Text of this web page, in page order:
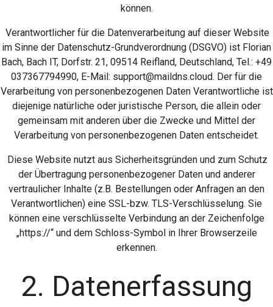
können.
Verantwortlicher für die Datenverarbeitung auf dieser Website
im Sinne der Datenschutz-Grundverordnung (DSGVO) ist Florian
Bach, Bach IT, Dorfstr. 21, 09514 Reifland, Deutschland, Tel.: +49
037367794990, E-Mail: support@maildns.cloud. Der für die
Verarbeitung von personenbezogenen Daten Verantwortliche ist
diejenige natürliche oder juristische Person, die allein oder
gemeinsam mit anderen über die Zwecke und Mittel der
Verarbeitung von personenbezogenen Daten entscheidet.
Diese Website nutzt aus Sicherheitsgründen und zum Schutz
der Übertragung personenbezogener Daten und anderer
vertraulicher Inhalte (z.B. Bestellungen oder Anfragen an den
Verantwortlichen) eine SSL-bzw. TLS-Verschlüsselung. Sie
können eine verschlüsselte Verbindung an der Zeichenfolge
„https://“ und dem Schloss-Symbol in Ihrer Browserzeile
erkennen.
2. Datenerfassung